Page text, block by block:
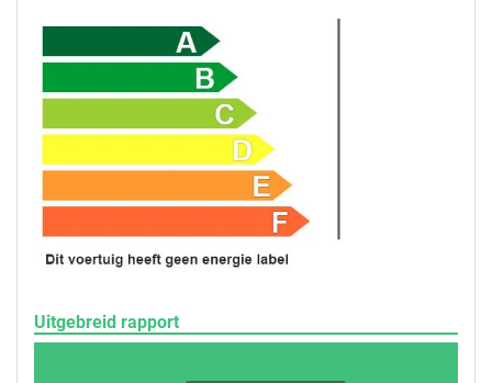
Uitgebreid rapport